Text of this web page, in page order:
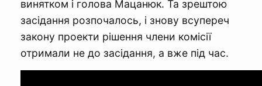
винятком і голова Мацанюк. Та зрештою
засідання розпочалось, і знову всупереч
закону проекти рішення члени комісії
отримали не до засідання, а вже під час.